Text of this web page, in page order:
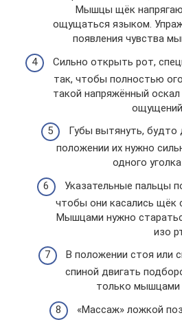
Мышцы щёк
ощущаться языком.
появления чувства
Сильно открыть рот,
так, чтобы полностью
такой напряжённый
Губы вытянуть, будто
положении их нужно
одного
Указательные пальцы
чтобы они касались щёк
Мышцами нужно
изо
В положении стоя или
спиной двигать
только мышцами
«Массаж» ложкой